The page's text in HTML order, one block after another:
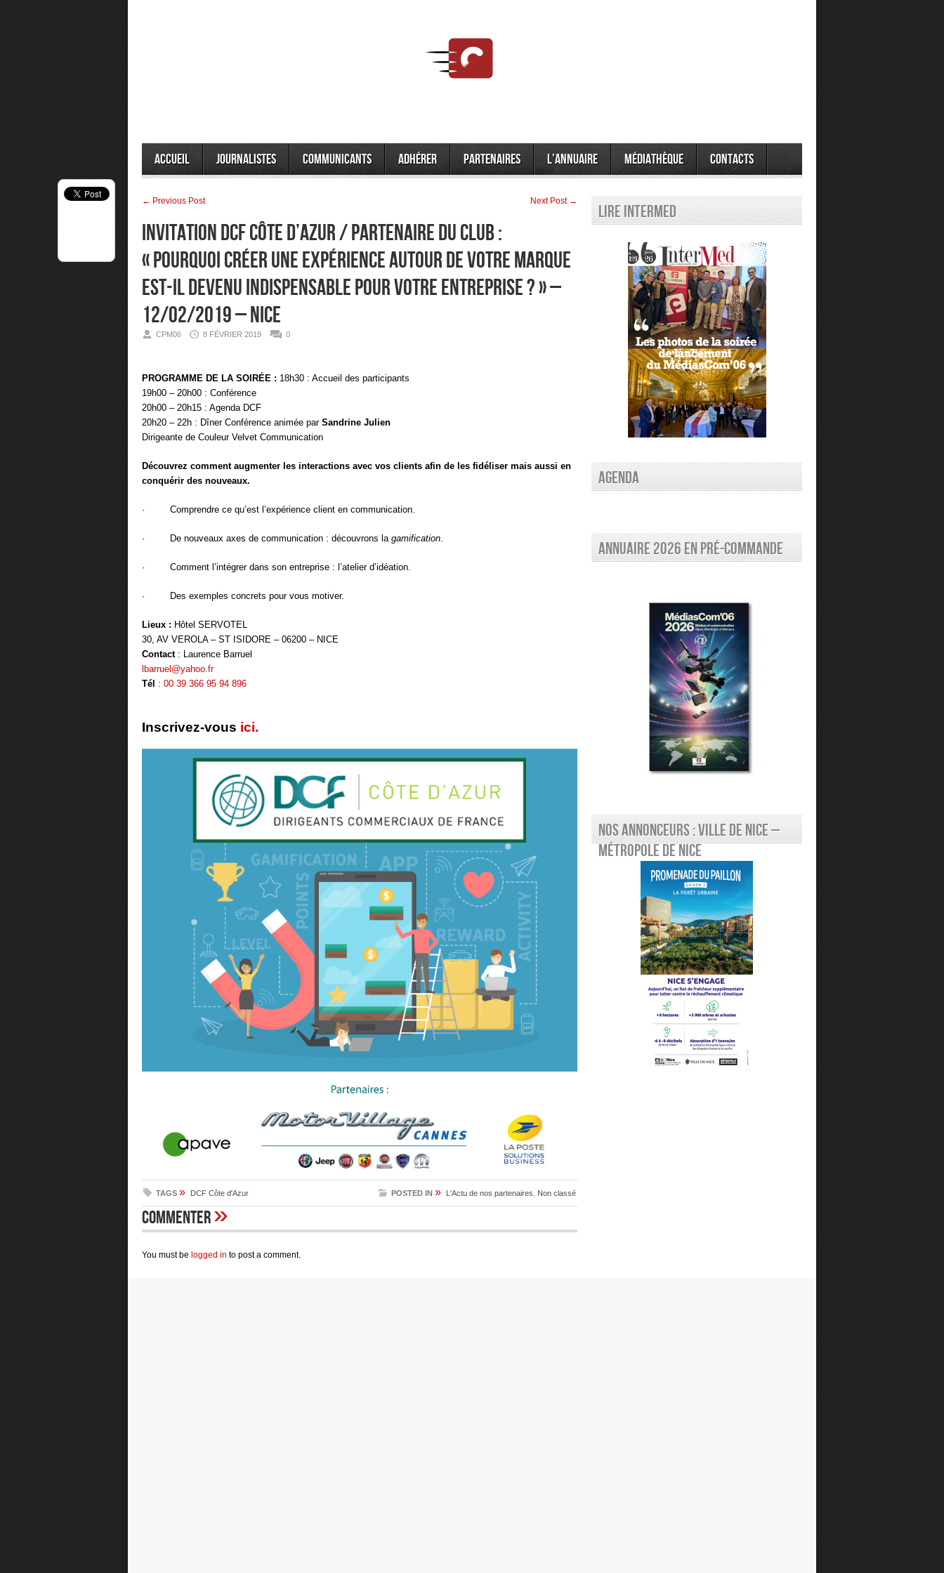
Accueil Journalistes Communicants Adhérer Partenaires L’annuaire Médiathèque Contacts
← Previous Post Next Post →
Invitation DCF Côte d’Azur / Partenaire du Club :
« Pourquoi créer une expérience autour de votre marque
est-il devenu indispensable pour votre entreprise ? » –
12/02/2019 – Nice
CPM06 8 FÉVRIER 2019 0
PROGRAMME DE LA SOIRÉE : 18h30 : Accueil des participants
19h00 – 20h00 : Conférence
20h00 – 20h15 : Agenda DCF
20h20 – 22h : Dîner Conférence animée par Sandrine Julien
Dirigeante de Couleur Velvet Communication
Découvrez comment augmenter les interactions avec vos clients afin de les fidéliser mais aussi en
conquérir des nouveaux.
· Comprendre ce qu’est l’expérience client en communication.
· De nouveaux axes de communication : découvrons la gamification.
· Comment l’intégrer dans son entreprise : l’atelier d’idéation.
· Des exemples concrets pour vous motiver.
Lieux : Hôtel SERVOTEL
30, AV VEROLA – ST ISIDORE – 06200 – NICE
Contact: Laurence Barruel
lbarruel@yahoo.fr
Tél : 00 39 366 95 94 896
Inscrivez-vous ici.
TAGS » DCF Côte d'Azur POSTED IN » L'Actu de nos partenaires Non classé
Commenter»
You must be logged in to post a comment.
Lire Intermed
AGENDA
Annuaire 2026 en pré-commande
Nos annonceurs : Ville de Nice –
Métropole de Nice